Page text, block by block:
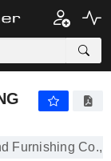
Furnishing